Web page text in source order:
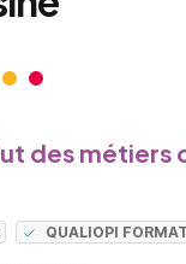
des métiers
QUALIOPI